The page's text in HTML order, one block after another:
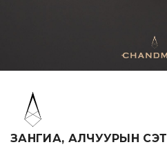
ЗАНГИА, АЛЧУУРЫН СЭТ